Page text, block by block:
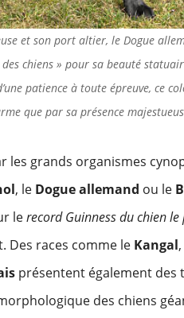
et son port altier, le Dogue
chiens » pour sa beauté
patience à toute épreuve, ce
que par sa présence
les grands organismes
, le Dogue allemand ou le
lerecord Guinness du chien
Des races comme le Kangal
présentent également des
des chiens